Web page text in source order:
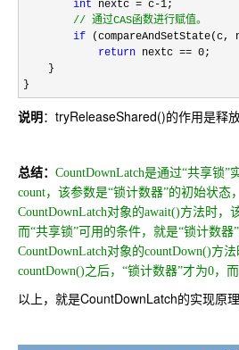
int nextc = c-1;
// 通过CAS函数进行赋值。
if (compareAndSetState(c,
return nextc == 0;
    }
}
说明：tryReleaseShared()的作用是释
总结： CountDownLatch是通过“共享锁
count，该参数是“锁计数器”的初始状
CountDownLatch对象的await()方法时
而“共享锁”可用的条件，就是“锁计数
CountDownLatch对象的countDown()方
countDown()之后，“锁计数器”才为0，
以上，就是CountDownLatch的实现原理